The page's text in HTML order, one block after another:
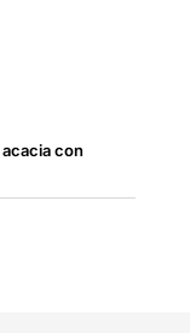
con